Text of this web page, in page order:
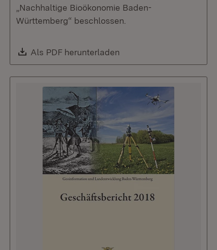
„Nachhaltige Bioökonomie Baden-
Württemberg“ beschlossen.
Download:
Als PDF herunterladen